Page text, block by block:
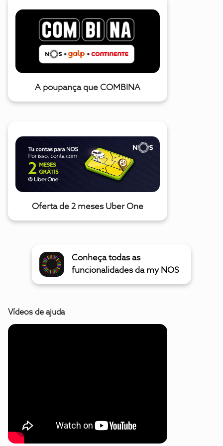
A poupança que COMBINA
Oferta de 2 meses Uber One
Conheça todas as
funcionalidades da my NOS
Vídeos de ajuda